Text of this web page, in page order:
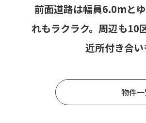
前面道路は幅員6.0mと
れもラクラク。周辺も10
近所付き合い
物件